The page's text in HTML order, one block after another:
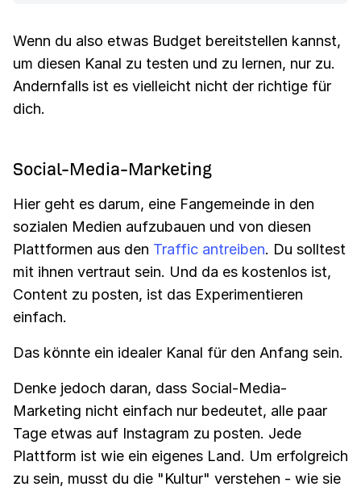
Wenn du also etwas Budget bereitstellen kannst,
um diesen Kanal zu testen und zu lernen, nur zu.
Andernfalls ist es vielleicht nicht der richtige für
dich.
Social-Media-Marketing
Hier geht es darum, eine Fangemeinde in den
sozialen Medien aufzubauen und von diesen
Plattformen aus den Traffic antreiben. Du solltest
mit ihnen vertraut sein. Und da es kostenlos ist,
Content zu posten, ist das Experimentieren
einfach.
Das könnte ein idealer Kanal für den Anfang sein.
Denke jedoch daran, dass Social-Media-
Marketing nicht einfach nur bedeutet, alle paar
Tage etwas auf Instagram zu posten. Jede
Plattform ist wie ein eigenes Land. Um erfolgreich
zu sein, musst du die "Kultur" verstehen - wie sie